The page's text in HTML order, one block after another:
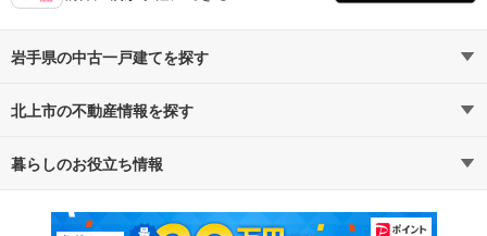
岩手県の中古一戸建てを探す
路線・駅から探す
通勤・通学時間から探す
北上市の不動産情報を探す
不動産・住宅
新築マンション 中古マンション
暮らしのお役立ち情報
マンションカタログ 教えて！住まいの先生